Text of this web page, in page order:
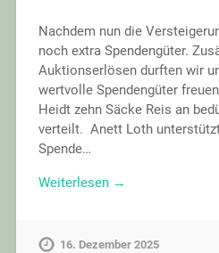
Nachdem nun die
noch extra Spendengüter.
Auktionserlösen durften wir
wertvolle Spendengüter
Heidt zehn Säcke Reis an
verteilt. Anett Loth
Spende…
Weiterlesen →
16. Dezember 2025